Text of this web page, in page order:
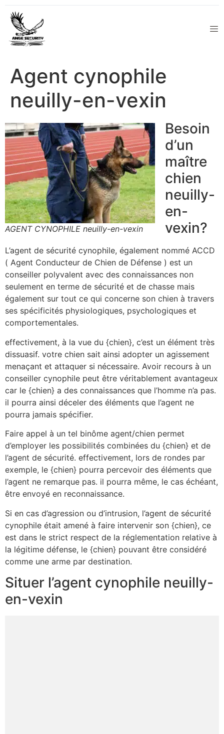
Agent cynophile
neuilly-en-vexin
AGENT CYNOPHILE neuilly-en-vexin
Besoin
d’un
maître
chien
neuilly-
en-
vexin?
L’agent de sécurité cynophile, également nommé ACCD
( Agent Conducteur de Chien de Défense ) est un
conseiller polyvalent avec des connaissances non
seulement en terme de sécurité et de chasse mais
également sur tout ce qui concerne son chien à travers
ses spécificités physiologiques, psychologiques et
comportementales.
effectivement, à la vue du {chien}, c’est un élément très
dissuasif. votre chien sait ainsi adopter un agissement
menaçant et attaquer si nécessaire. Avoir recours à un
conseiller cynophile peut être véritablement avantageux
car le {chien} a des connaissances que l’homme n’a pas.
il pourra ainsi déceler des éléments que l’agent ne
pourra jamais spécifier.
Faire appel à un tel binôme agent/chien permet
d’employer les possibilités combinées du {chien} et de
l’agent de sécurité. effectivement, lors de rondes par
exemple, le {chien} pourra percevoir des éléments que
l’agent ne remarque pas. il pourra même, le cas échéant,
être envoyé en reconnaissance.
Si en cas d’agression ou d’intrusion, l’agent de sécurité
cynophile était amené à faire intervenir son {chien}, ce
est dans le strict respect de la réglementation relative à
la légitime défense, le {chien} pouvant être considéré
comme une arme par destination.
Situer l’agent cynophile neuilly-
en-vexin